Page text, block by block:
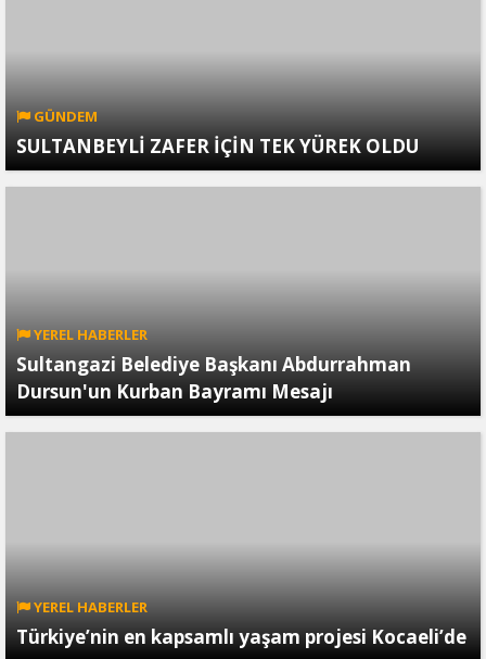
GÜNDEM
SULTANBEYLİ ZAFER İÇİN TEK YÜREK OLDU
YEREL HABERLER
Sultangazi Belediye Başkanı Abdurrahman
Dursun'un Kurban Bayramı Mesajı
YEREL HABERLER
Türkiye’nin en kapsamlı yaşam projesi Kocaeli’de